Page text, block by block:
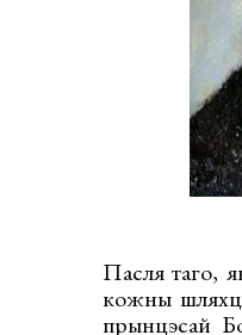
Пасля таго,
кожны
прынцэсай